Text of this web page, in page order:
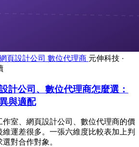
頁設計公司 數位代理商 元伸科技 ·
計公司、數位代理商怎麼選：
與適配
作室、網頁設計公司、數位代理商的價
運差很多。一張六維度比較表加上判
對合作對象。